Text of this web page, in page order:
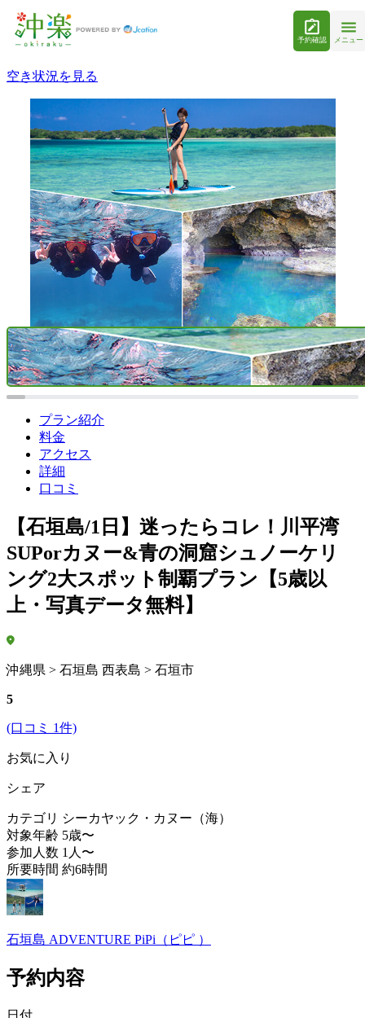
予約確認 メニュー
空き状況を見る
プラン紹介
料金
アクセス
詳細
口コミ
【石垣島/1日】迷ったらコレ！川平湾
SUPorカヌー&青の洞窟シュノーケリ
ング2大スポット制覇プラン【5歳以
上・写真データ無料】
沖縄県 > 石垣島 西表島 > 石垣市
5
(口コミ 1件)
お気に入り
シェア
カテゴリ シーカヤック・カヌー（海）
対象年齢 5歳〜
参加人数 1人〜
所要時間 約6時間
石垣島 ADVENTURE PiPi（ピピ ）
予約内容
日付